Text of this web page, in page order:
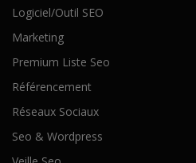
Logiciel/Outil SEO
Marketing
Premium Liste Seo
Référencement
Réseaux Sociaux
Seo & Wordpress